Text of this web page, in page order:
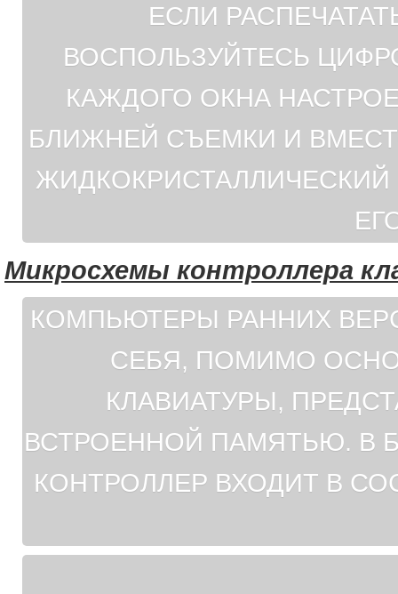
ЕСЛИ
ВОСПОЛЬЗУЙТЕСЬ
КАЖДОГО ОКНА
БЛИЖНЕЙ СЪЕМКИ И
Микросхемы контроллера
КОМПЬЮТЕРЫ РАННИХ
СЕБЯ, ПОМИМО
КЛАВИАТУРЫ,
ВСТРОЕННОЙ ПАМЯТЬЮ. В
КОНТРОЛЛЕР ВХОДИТ В